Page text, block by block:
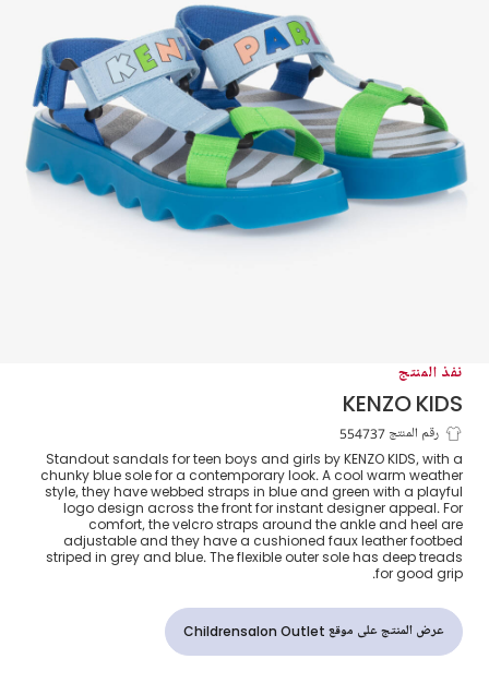
نفذ المنتج
KENZO KIDS
صندل بشريط لاصق لون أزرق بألوان بلوك
رقم المنتج 554737
Standout sandals for teen boys and girls by KENZO KIDS, with a
chunky blue sole for a contemporary look. A cool warm weather
style, they have webbed straps in blue and green with a playful
logo design across the front for instant designer appeal. For
comfort, the velcro straps around the ankle and heel are
adjustable and they have a cushioned faux leather footbed
striped in grey and blue. The flexible outer sole has deep treads
for good grip.
عرض المنتج على موقع Childrensalon Outlet